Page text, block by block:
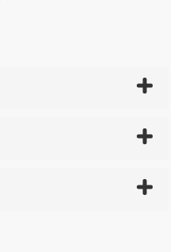
、 長崎県下全域に点在
料は、こちらの
全国送
不都合が生じている場合